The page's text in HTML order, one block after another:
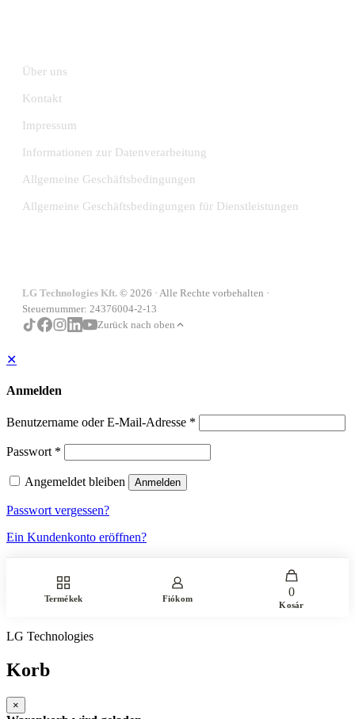
Über uns
Kontakt
Impressum
Informationen zur Datenverarbeitung
Allgemeine Geschäftsbedingungen
Allgemeine Geschäftsbedingungen für Dienstleistungen
LG Technologies Kft. © 2026 · Alle Rechte vorbehalten ·
Steuernummer: 24376004-2-13
Zurück nach oben
✕
Anmelden
Benutzername oder E-Mail-Adresse *
Passwort *
Angemeldet bleiben Anmelden
Passwort vergessen?
Ein Kundenkonto eröffnen?
Termékek Fiókom 0
Kosár
LG Technologies
Korb
×